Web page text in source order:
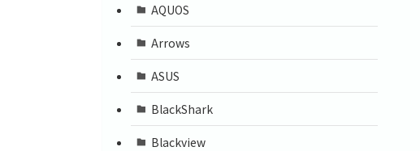
AQUOS
Arrows
ASUS
BlackShark
Blackview